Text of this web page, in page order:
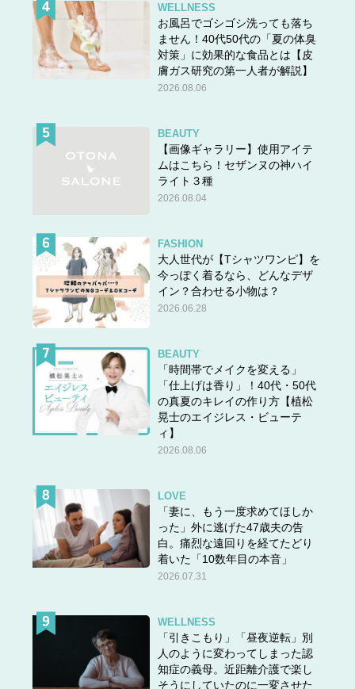
WELLNESS
お風呂でゴシゴシ洗っても落ち
ません！40代50代の「夏の体臭
対策」に効果的な食品とは【皮
膚ガス研究の第一人者が解説】
2026.08.06
BEAUTY
【画像ギャラリー】使用アイテ
ムはこちら！セザンヌの神ハイ
ライト３種
2026.08.04
FASHION
大人世代が【Tシャツワンピ】を
今っぽく着るなら、どんなデザ
イン？合わせる小物は？
2026.06.28
BEAUTY
「時間帯でメイクを変える」
「仕上げは香り」！40代・50代
の真夏のキレイの作り方【植松
晃士のエイジレス・ビューテ
ィ】
2026.08.06
LOVE
「妻に、もう一度求めてほしか
った」外に逃げた47歳夫の告
白。痛烈な遠回りを経てたどり
着いた「10数年目の本音」
2026.07.31
WELLNESS
「引きこもり」「昼夜逆転」別
人のように変わってしまった認
知症の義母。近距離介護で楽し
そうにしていたのに一変させた